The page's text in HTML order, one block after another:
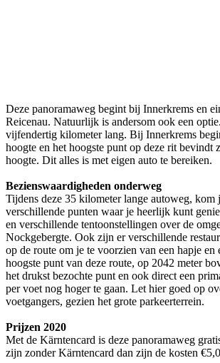
Deze panoramaweg begint bij Innerkrems en
Reicenau. Natuurlijk is andersom ook een
vijfendertig kilometer lang. Bij Innerkrems
hoogte en het hoogste punt op deze rit bevindt
hoogte. Dit alles is met eigen auto te bereiken.
Bezienswaardigheden onderweg
Tijdens deze 35 kilometer lange autoweg, kom
verschillende punten waar je heerlijk kunt
en verschillende tentoonstellingen over de
Nockgebergte. Ook zijn er verschillende
op de route om je te voorzien van een hapje en
hoogste punt van deze route, op 2042 meter
het drukst bezochte punt en ook direct een
per voet nog hoger te gaan. Let hier goed op
voetgangers, gezien het grote parkeerterrein.
Prijzen 2020
Met de Kärntencard is deze panoramaweg
zijn zonder Kärntencard dan zijn de kosten